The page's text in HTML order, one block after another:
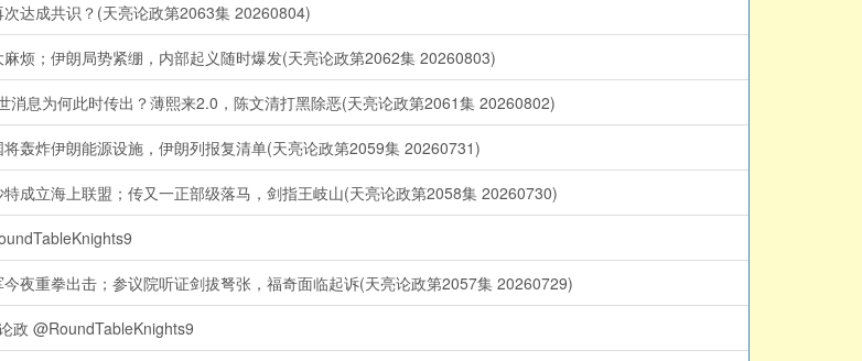
达成共识？(天亮论政第2063集 20260804)
烦；伊朗局势紧绷，内部起义随时爆发(天亮论政第2062集 20260803)
息为何此时传出？薄熙来2.0，陈文清打黑除恶(天亮论政第2061集 20260802)
轰炸伊朗能源设施，伊朗列报复清单(天亮论政第2059集 20260731)
成立海上联盟；传又一正部级落马，剑指王岐山(天亮论政第2058集 20260730)
夜重拳出击；参议院听证剑拔弩张，福奇面临起诉(天亮论政第2057集 20260729)
政 @RoundTableKnights9